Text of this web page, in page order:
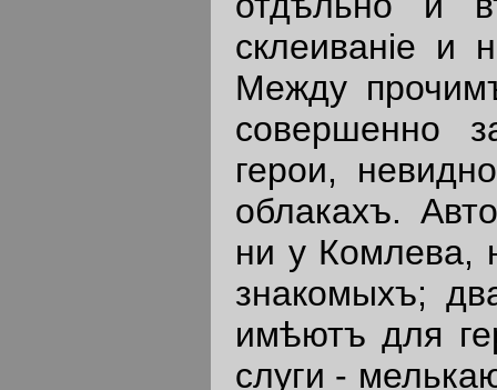
склеиванiе и
Между
совершенно
герои,
облакахъ.
ни у Комлева,
знакомыхъ;
имѣютъ для
слуги -